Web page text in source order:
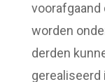
voorafgaand
worden
derden